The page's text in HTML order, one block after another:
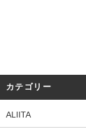
カテゴリー
ALIITA